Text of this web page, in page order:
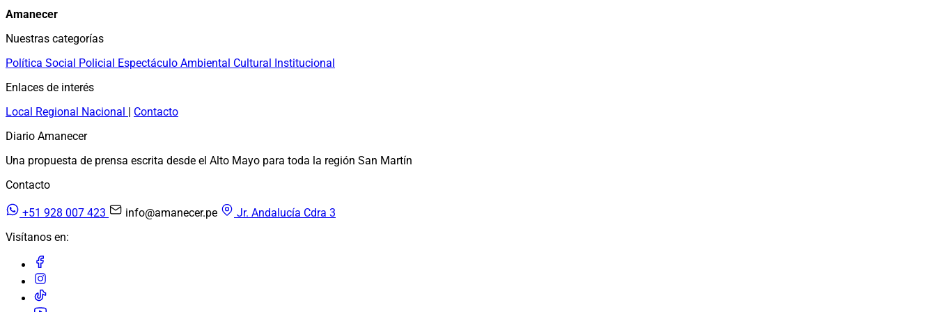
Amanecer
Nuestras categorías
Política Social Policial Espectáculo Ambiental Cultural Institucional
Enlaces de interés
Local Regional Nacional | Contacto
Diario Amanecer
Una propuesta de prensa escrita desde el Alto Mayo para toda la región San Martín
Contacto
+51 928 007 423 info@amanecer.pe
Jr. Andalucía Cdra 3
Visítanos en: